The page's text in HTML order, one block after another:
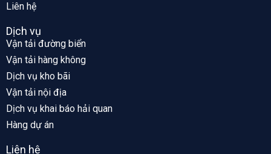
Liên hệ
Dịch vụ
Vận tải đường biển
Vận tải hàng không
Dịch vụ kho bãi
Vận tải nội địa
Dịch vụ khai báo hải quan
Hàng dự án
Liên hệ